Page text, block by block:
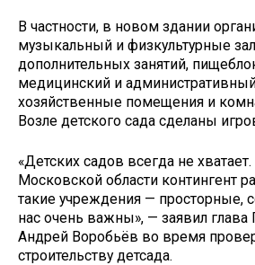
В частности, в новом здании
музыкальный и физкультурные
дополнительных занятий,
медицинский и
хозяйственные помещения и
Возле детского сада сделаны
«Детских садов всегда не
Московской области контингент
такие учреждения — просторные,
нас очень важны», — заявил
Андрей Воробьёв во время
строительству детсада.